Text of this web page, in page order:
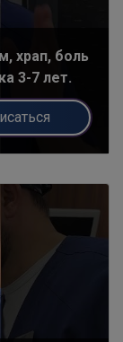
храп, боль
3-7 лет.